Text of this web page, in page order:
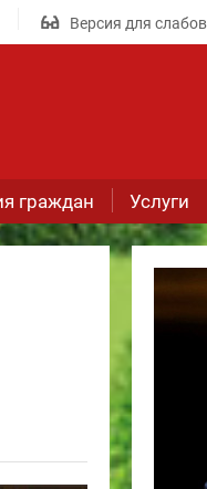
Версия для
граждан Услуги